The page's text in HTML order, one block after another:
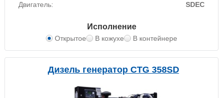
Двигатель:
SDEC
Исполнение
Открытое В кожухе В контейнере
Дизель генератор CTG 358SD